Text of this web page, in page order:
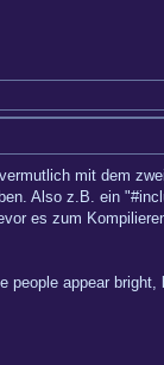
mit dem
Also z.B. ein
es zum
appear